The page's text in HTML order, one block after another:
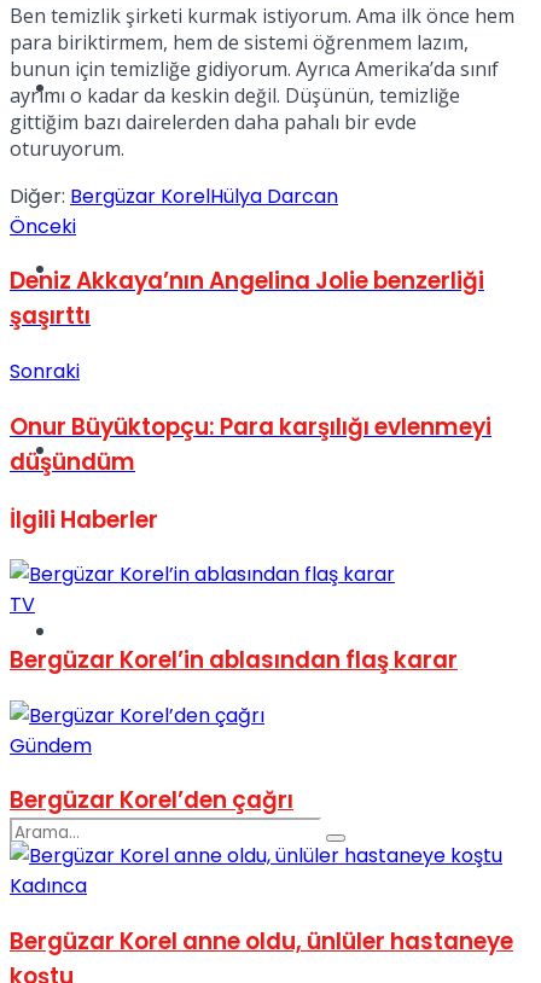
Sinema
Tatil
Spor
Ben temizlik şirketi kurmak istiyorum. Ama ilk önce hem
para biriktirmem, hem de sistemi öğrenmem lazım,
bunun için temizliğe gidiyorum. Ayrıca Amerika’da sınıf
ayrımı o kadar da keskin değil. Düşünün, temizliğe
gittiğim bazı dairelerden daha pahalı bir evde
oturuyorum.
Diğer: Bergüzar KorelHülya Darcan
Önceki
Deniz Akkaya’nın Angelina Jolie benzerliği
şaşırttı
Sonraki
Onur Büyüktopçu: Para karşılığı evlenmeyi
düşündüm
İlgili Haberler
TV
Bergüzar Korel’in ablasından flaş karar
Gündem
Bergüzar Korel’den çağrı
Kadınca
Bergüzar Korel anne oldu, ünlüler hastaneye
koştu